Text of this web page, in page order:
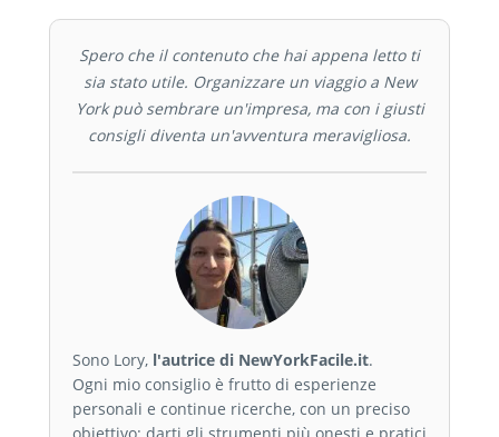
Spero che il contenuto che hai appena letto ti
sia stato utile. Organizzare un viaggio a New
York può sembrare un'impresa, ma con i giusti
consigli diventa un'avventura meravigliosa.
Sono Lory, l'autrice di NewYorkFacile.it.
Ogni mio consiglio è frutto di esperienze
personali e continue ricerche, con un preciso